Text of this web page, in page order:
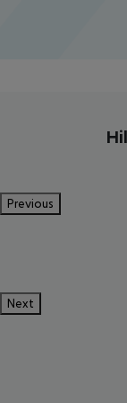
Previous
Next